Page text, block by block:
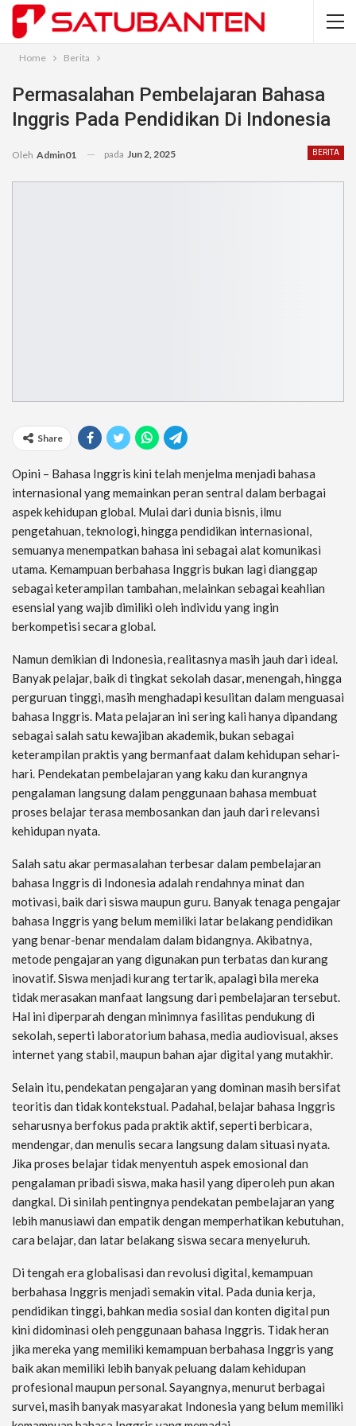
Home Berita
Permasalahan Pembelajaran Bahasa
Inggris Pada Pendidikan Di Indonesia
BERITA
Oleh Admin01 pada Jun 2, 2025
Share
Opini – Bahasa Inggris kini telah menjelma menjadi bahasa
internasional yang memainkan peran sentral dalam berbagai
aspek kehidupan global. Mulai dari dunia bisnis, ilmu
pengetahuan, teknologi, hingga pendidikan internasional,
semuanya menempatkan bahasa ini sebagai alat komunikasi
utama. Kemampuan berbahasa Inggris bukan lagi dianggap
sebagai keterampilan tambahan, melainkan sebagai keahlian
esensial yang wajib dimiliki oleh individu yang ingin
berkompetisi secara global.
Namun demikian di Indonesia, realitasnya masih jauh dari ideal.
Banyak pelajar, baik di tingkat sekolah dasar, menengah, hingga
perguruan tinggi, masih menghadapi kesulitan dalam menguasai
bahasa Inggris. Mata pelajaran ini sering kali hanya dipandang
sebagai salah satu kewajiban akademik, bukan sebagai
keterampilan praktis yang bermanfaat dalam kehidupan sehari-
hari. Pendekatan pembelajaran yang kaku dan kurangnya
pengalaman langsung dalam penggunaan bahasa membuat
proses belajar terasa membosankan dan jauh dari relevansi
kehidupan nyata.
Salah satu akar permasalahan terbesar dalam pembelajaran
bahasa Inggris di Indonesia adalah rendahnya minat dan
motivasi, baik dari siswa maupun guru. Banyak tenaga pengajar
bahasa Inggris yang belum memiliki latar belakang pendidikan
yang benar-benar mendalam dalam bidangnya. Akibatnya,
metode pengajaran yang digunakan pun terbatas dan kurang
inovatif. Siswa menjadi kurang tertarik, apalagi bila mereka
tidak merasakan manfaat langsung dari pembelajaran tersebut.
Hal ini diperparah dengan minimnya fasilitas pendukung di
sekolah, seperti laboratorium bahasa, media audiovisual, akses
internet yang stabil, maupun bahan ajar digital yang mutakhir.
Selain itu, pendekatan pengajaran yang dominan masih bersifat
teoritis dan tidak kontekstual. Padahal, belajar bahasa Inggris
seharusnya berfokus pada praktik aktif, seperti berbicara,
mendengar, dan menulis secara langsung dalam situasi nyata.
Jika proses belajar tidak menyentuh aspek emosional dan
pengalaman pribadi siswa, maka hasil yang diperoleh pun akan
dangkal. Di sinilah pentingnya pendekatan pembelajaran yang
lebih manusiawi dan empatik dengan memperhatikan kebutuhan,
cara belajar, dan latar belakang siswa secara menyeluruh.
Di tengah era globalisasi dan revolusi digital, kemampuan
berbahasa Inggris menjadi semakin vital. Pada dunia kerja,
pendidikan tinggi, bahkan media sosial dan konten digital pun
kini didominasi oleh penggunaan bahasa Inggris. Tidak heran
jika mereka yang memiliki kemampuan berbahasa Inggris yang
baik akan memiliki lebih banyak peluang dalam kehidupan
profesional maupun personal. Sayangnya, menurut berbagai
survei, masih banyak masyarakat Indonesia yang belum memiliki